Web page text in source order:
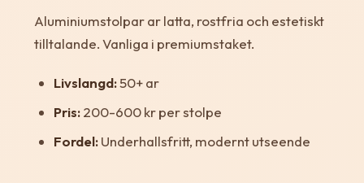
Aluminiumstolpar ar latta, rostfria och estetiskt
tilltalande. Vanliga i premiumstaket.
Livslangd:50+ ar
Pris:200-600 kr per stolpe
Fordel:Underhallsfritt, modernt utseende